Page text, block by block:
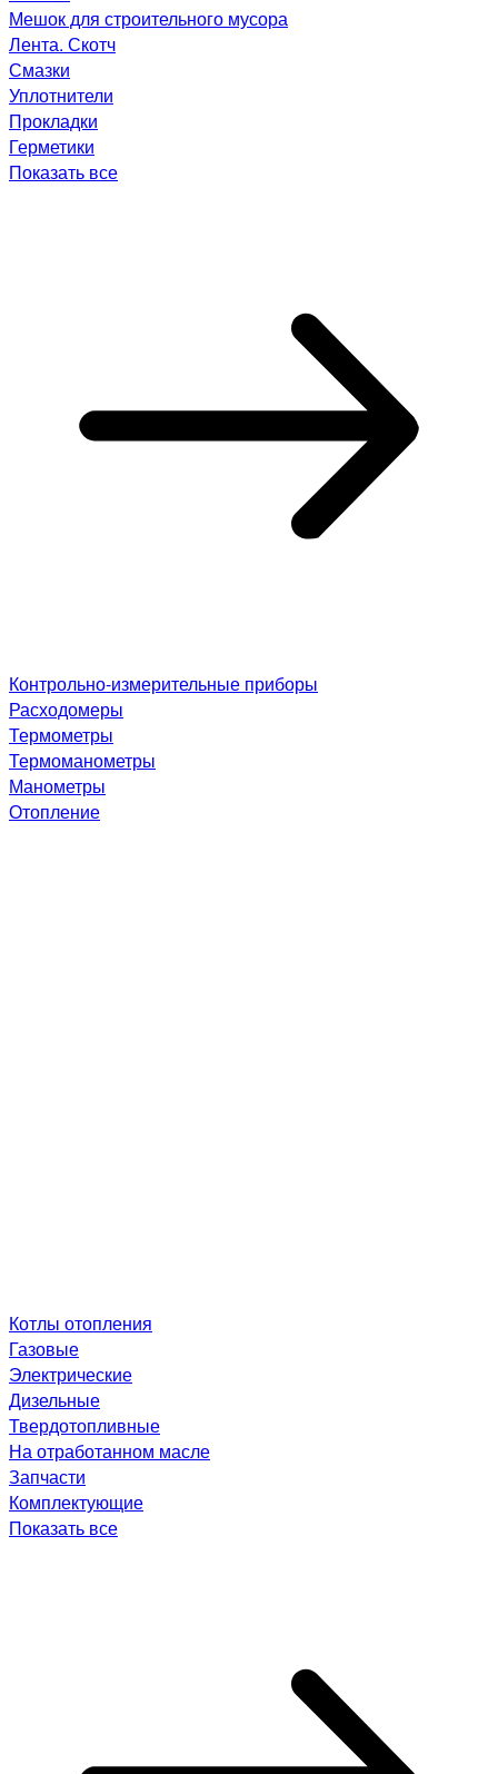
Мешок для строительного мусора
Лента. Скотч
Смазки
Уплотнители
Прокладки
Герметики
Показать все
Контрольно-измерительные приборы
Расходомеры
Термометры
Термоманометры
Манометры
Отопление
Котлы отопления
Газовые
Электрические
Дизельные
Твердотопливные
На отработанном масле
Запчасти
Комплектующие
Показать все